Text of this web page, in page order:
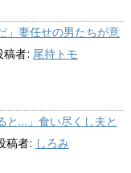
」妻任せの男たちが意
稿者: 尾持トモ
と…」食い尽くし夫と
稿者: しろみ